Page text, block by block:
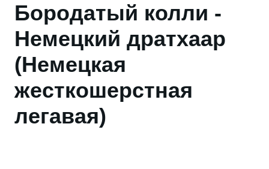
Бородатый колли -
Немецкий дратхаар
(Немецкая
жесткошерстная
легавая)